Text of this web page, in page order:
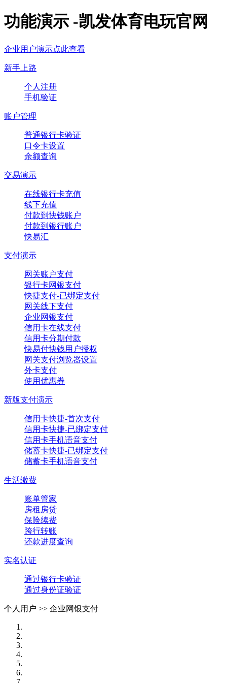
功能演示 -凯发体育电玩官网
企业用户演示点此查看
新手上路
个人注册
手机验证
账户管理
普通银行卡验证
口令卡设置
余额查询
交易演示
在线银行卡充值
线下充值
付款到快钱账户
付款到银行账户
快易汇
支付演示
网关账户支付
银行卡网银支付
快捷支付-已绑定支付
网关线下支付
企业网银支付
信用卡在线支付
信用卡分期付款
快易付快钱用户授权
网关支付浏览器设置
外卡支付
使用优惠券
新版支付演示
信用卡快捷-首次支付
信用卡快捷-已绑定支付
信用卡手机语音支付
储蓄卡快捷-已绑定支付
储蓄卡手机语音支付
生活缴费
账单管家
房租房贷
保险续费
跨行转账
还款进度查询
实名认证
通过银行卡验证
通过身份证验证
个人用户 >> 企业网银支付